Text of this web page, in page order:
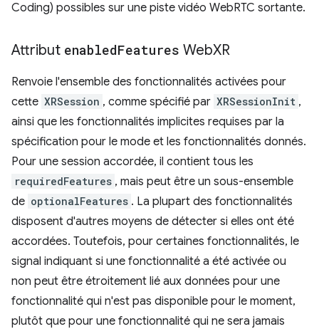
Coding) possibles sur une piste vidéo WebRTC sortante.
Attribut enabledFeatures WebXR
Renvoie l'ensemble des fonctionnalités activées pour
cette XRSession , comme spécifié par XRSessionInit ,
ainsi que les fonctionnalités implicites requises par la
spécification pour le mode et les fonctionnalités donnés.
Pour une session accordée, il contient tous les
requiredFeatures , mais peut être un sous-ensemble
de optionalFeatures . La plupart des fonctionnalités
disposent d'autres moyens de détecter si elles ont été
accordées. Toutefois, pour certaines fonctionnalités, le
signal indiquant si une fonctionnalité a été activée ou
non peut être étroitement lié aux données pour une
fonctionnalité qui n'est pas disponible pour le moment,
plutôt que pour une fonctionnalité qui ne sera jamais